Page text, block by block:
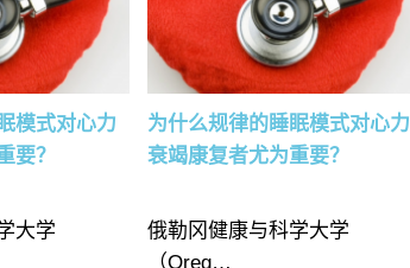
模式对心力
要？
大学
为什么规律的睡眠模式对心力
衰竭康复者尤为重要？
俄勒冈健康与科学大学
（Oreg…